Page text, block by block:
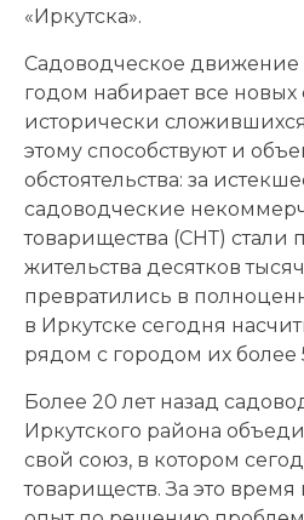
«Иркутска».
Садоводческое
годом набирает все
исторически сложившихся
этому способствуют и
обстоятельства: за
садоводческие
товарищества (СНТ) стали
жительства десятков
превратились в
в Иркутске сегодня
рядом с городом их более
Более 20 лет назад
Иркутского района
свой союз, в котором
товариществ. За это